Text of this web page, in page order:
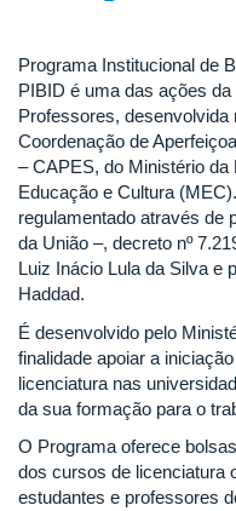
Programa Institucional de
PIBID é uma das ações
Professores,
Coordenação de
– CAPES, do Ministério
Educação e Cultura
regulamentado através de
da União –, decreto nº
Luiz Inácio Lula da Silva e
Haddad.
É desenvolvido pelo
finalidade apoiar a
licenciatura nas
da sua formação para o
O Programa oferece
dos cursos de licenciatura
estudantes e professores